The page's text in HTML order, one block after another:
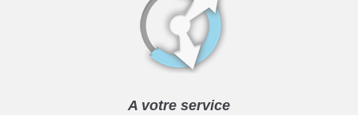
A votre service